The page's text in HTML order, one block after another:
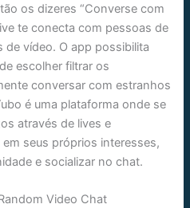
os dizeres “Converse com
te conecta com pessoas de
vídeo. O app possibilita
escolher filtrar os
conversar com estranhos
é uma plataforma onde se
através de lives e
seus próprios interesses,
e socializar no chat.
Video Chat